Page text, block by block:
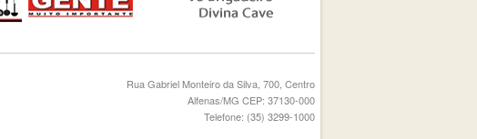
Rua Gabriel Monteiro da Silva, 700, Centro
Alfenas/MG CEP: 37130-000
Telefone: (35) 3299-1000